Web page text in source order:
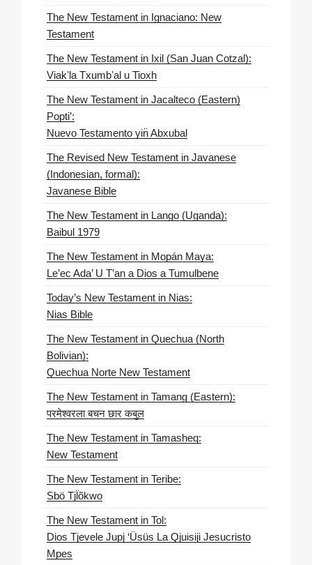
The New Testament in Ignaciano: New
Testament
The New Testament in Ixil (San Juan Cotzal):
Viakʼla Txumbʼal u Tioxh
The New Testament in Jacalteco (Eastern)
Popti’:
Nuevo Testamento yin̈ Abxubal
The Revised New Testament in Javanese
(Indonesian, formal):
Javanese Bible
The New Testament in Lango (Uganda):
Baibul 1979
The New Testament in Mopán Maya:
Le’ec Ada’ U T’an a Dios a Tumulbene
Today’s New Testament in Nias:
Nias Bible
The New Testament in Quechua (North
Bolivian):
Quechua Norte New Testament
The New Testament in Tamang (Eastern):
परमेश्वरला बचन छार कबुल
The New Testament in Tamasheq:
New Testament
The New Testament in Teribe:
Sbö Tjl̈õkwo
The New Testament in Tol:
Dios Tjevele Jupj ‘Üsüs La Qjuisiji Jesucristo
Mpes